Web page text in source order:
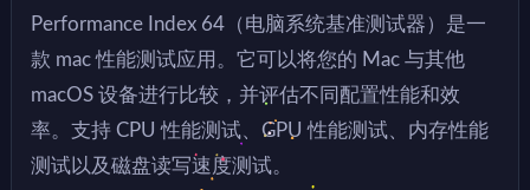
Performance Index 64（电脑系统基准测试器）是一
款 mac 性能测试应用。它可以将您的 Mac 与其他
macOS 设备进行比较，并评估不同配置性能和效
率。支持 CPU 性能测试、GPU 性能测试、内存性能
测试以及磁盘读写速度测试。